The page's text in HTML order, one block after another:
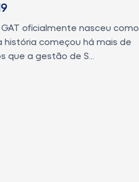
oficialmente nasceu como
história começou há mais de
que a gestão de S...